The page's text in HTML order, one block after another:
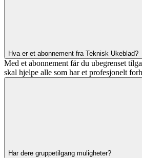
Hva er et abonnement fra Teknisk Ukeblad?
Med et abonnement får du ubegrenset
skal hjelpe alle som har et profesjonelt
Har dere gruppetilgang muligheter?